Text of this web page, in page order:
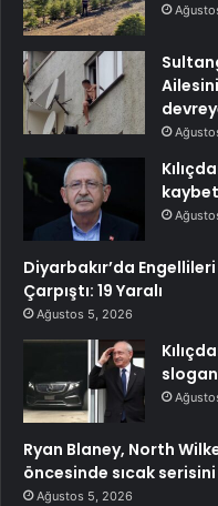
Diyarbakır’da
Çarpıştı: 19 Yaralı
Ağustos 5, 2026
Ryan Blaney, North
öncesinde sıcak
Ağustos 5, 2026